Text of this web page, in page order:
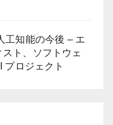
工知能の今後 – エ
ト、ソフトウェ
プロジェクト